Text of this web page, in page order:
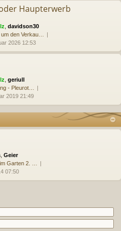
Haupterwerb
davidson30
den Verkau…
2026 12:53
geriull
- Pleurot…
2019 21:49
Geier
Garten 2. …
07:50